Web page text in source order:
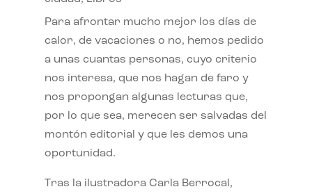
Para afrontar mucho mejor los días de
calor, de vacaciones o no, hemos pedido
a unas cuantas personas, cuyo criterio
nos interesa, que nos hagan de faro y
nos propongan algunas lecturas que,
por lo que sea, merecen ser salvadas del
montón editorial y que les demos una
oportunidad.
Tras la ilustradora Carla Berrocal,